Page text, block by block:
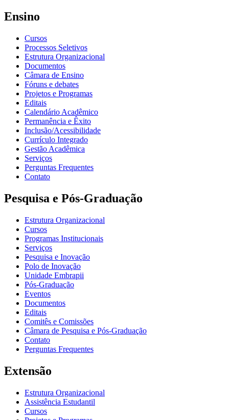
Ensino
Cursos
Processos Seletivos
Estrutura Organizacional
Documentos
Câmara de Ensino
Fóruns e debates
Projetos e Programas
Editais
Calendário Acadêmico
Permanência e Êxito
Inclusão/Acessibilidade
Currículo Integrado
Gestão Acadêmica
Serviços
Perguntas Frequentes
Contato
Pesquisa e Pós-Graduação
Estrutura Organizacional
Cursos
Programas Institucionais
Serviços
Pesquisa e Inovação
Polo de Inovação
Unidade Embrapii
Pós-Graduação
Eventos
Documentos
Editais
Comitês e Comissões
Câmara de Pesquisa e Pós-Graduação
Contato
Perguntas Frequentes
Extensão
Estrutura Organizacional
Assistência Estudantil
Cursos